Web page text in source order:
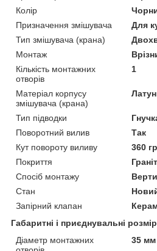
Колір
Призначення змішувача
Для
Тип змішувача (крана)
Монтаж
Кількість монтажних
отворів
1
Матеріал корпусу
змішувача (крана)
Тип підводки
Поворотний вилив
Так
Кут повороту виливу
360
Покриття
Граніт
Спосіб монтажу
Стан
Запірний клапан
Габаритні і приєднувальні
Діаметр монтажних
35 мм